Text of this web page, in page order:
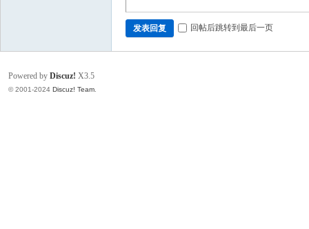
发表回复 回帖后跳转到最后一页
Powered by Discuz! X3.5
© 2001-2024 Discuz! Team